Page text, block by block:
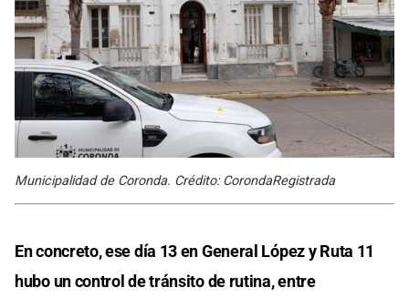
Municipalidad de Coronda. Crédito: CorondaRegistrada
En concreto, ese día 13 en General López y Ruta 11
hubo un control de tránsito de rutina, entre